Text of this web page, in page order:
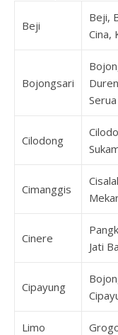
Beji
Beji,
Cina,
Bojongsari
Serua
Cilodong
Cimanggis
Cinere
Jati
Cipayung
Limo